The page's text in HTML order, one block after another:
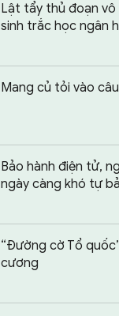
Lật tẩy thủ đoạn vô
sinh trắc học ngân
Mang củ tỏi vào
Bảo hành điện tử,
ngày càng khó tự
“Đường cờ Tổ
cương